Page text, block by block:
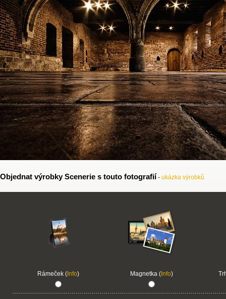
Objednat výrobky Scenerie s touto fotografií - ukázka výrobků
Rámeček (Info) Magnetka (Info)